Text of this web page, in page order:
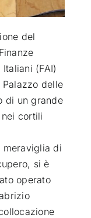
del
(FAI)
delle
di un grande
cortili
meraviglia di
si è
operato